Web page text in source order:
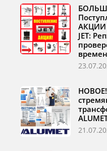
АКЦИИ
JET: